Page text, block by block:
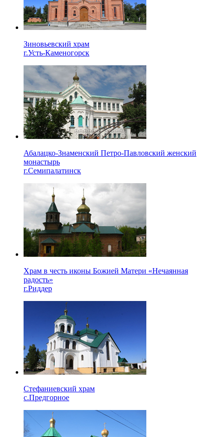
Зиновьевский храм
г.Усть-Каменогорск
Абалацко-Знаменский Петро-Павловский женский
монастырь
г.Семипалатинск
Храм в честь иконы Божией Матери «Нечаянная
радость»
г.Риддер
Стефаниевский храм
с.Предгорное